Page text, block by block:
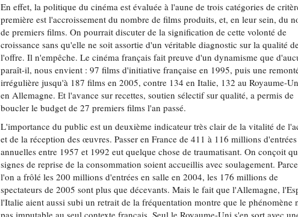
En effet, la politique du cinéma est évaluée à l'aune de trois catégories de
première est l'accroissement du nombre de films produits, et, en leur sein, du
de premiers films. On pourrait discuter de la signification de cette volonté de
croissance sans qu'elle ne soit assortie d'un véritable diagnostic sur la qualité
l'offre. Il n'empêche. Le cinéma français fait preuve d'un dynamisme que
paraît-il, nous envient : 97 films d'initiative française en 1995, puis une
irrégulière jusqu'à 187 films en 2005, contre 134 en Italie, 132 au Royaume-
en Allemagne. Et l'avance sur recettes, soutien sélectif sur qualité, a permis de
boucler le budget de 27 premiers films l'an passé.
L'importance du public est un deuxième indicateur très clair de la vitalité de
et de la réception des œuvres. Passer en France de 411 à 116 millions d'entrées
annuelles entre 1957 et 1992 eut quelque chose de traumatisant. On conçoit
signes de reprise de la consommation soient accueillis avec soulagement.
l'on a frôlé les 200 millions d'entrées en salle en 2004, les 176 millions de
spectateurs de 2005 sont plus que décevants. Mais le fait que l'Allemagne,
l'Italie aient aussi subi un retrait de la fréquentation montre que le phénomène
pas imputable au seul contexte français. Seul le Royaume-Uni s'en sort avec